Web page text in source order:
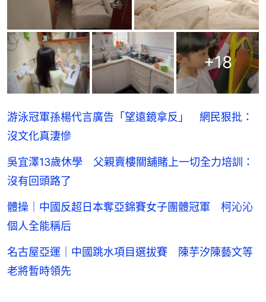
+18
游泳冠軍孫楊代言廣告「望遠鏡拿反」 網民狠批：
沒文化真淒慘
吳宜澤13歲休學 父親賣樓關舖賭上一切全力培訓：
沒有回頭路了
體操｜中國反超日本奪亞錦賽女子團體冠軍 柯沁沁
個人全能稱后
名古屋亞運｜中國跳水項目選拔賽 陳芋汐陳藝文等
老將暫時領先